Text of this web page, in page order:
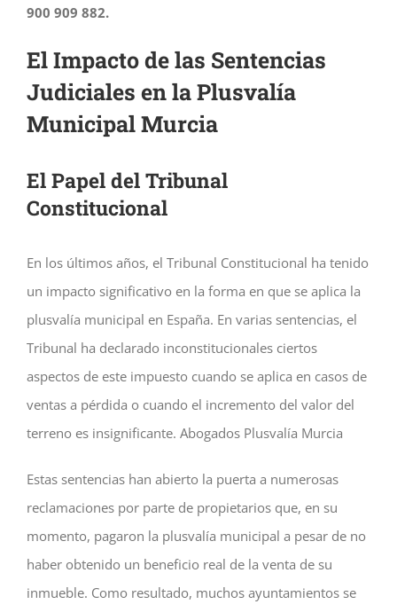
900 909 882.
El Impacto de las Sentencias
Judiciales en la Plusvalía
Municipal Murcia
El Papel del Tribunal
Constitucional
En los últimos años, el Tribunal Constitucional ha tenido
un impacto significativo en la forma en que se aplica la
plusvalía municipal en España. En varias sentencias, el
Tribunal ha declarado inconstitucionales ciertos
aspectos de este impuesto cuando se aplica en casos de
ventas a pérdida o cuando el incremento del valor del
terreno es insignificante. Abogados Plusvalía Murcia
Estas sentencias han abierto la puerta a numerosas
reclamaciones por parte de propietarios que, en su
momento, pagaron la plusvalía municipal a pesar de no
haber obtenido un beneficio real de la venta de su
inmueble. Como resultado, muchos ayuntamientos se